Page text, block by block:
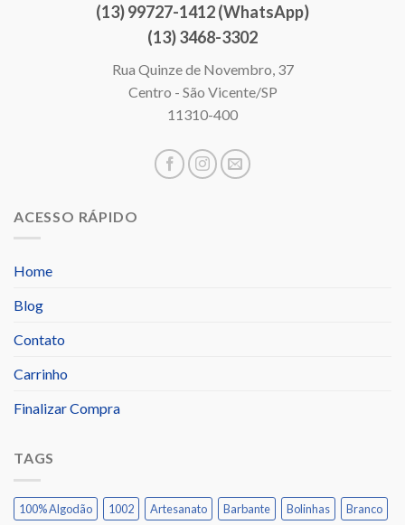
(13) 99727-1412 (WhatsApp)
(13) 3468-3302
Rua Quinze de Novembro, 37
Centro - São Vicente/SP
11310-400
ACESSO RÁPIDO
Home
Blog
Contato
Carrinho
Finalizar Compra
TAGS
100% Algodão 1002 Artesanato Barbante Bolinhas Branco